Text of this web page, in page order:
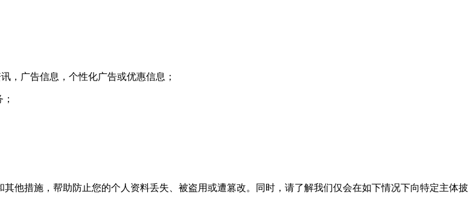
广告信息，个性化广告或优惠信息；
措施，帮助防止您的个人资料丢失、被盗用或遭篡改。同时，请了解我们仅会在如下情况下向特定主体披